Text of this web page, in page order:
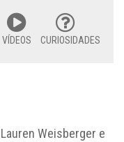
VÍDEOS CURIOSIDADES
Weisberger e